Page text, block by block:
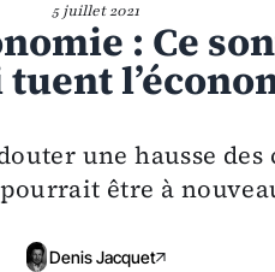
5 juillet 2021
: Ce
une hausse
être à
Denis Jacquet